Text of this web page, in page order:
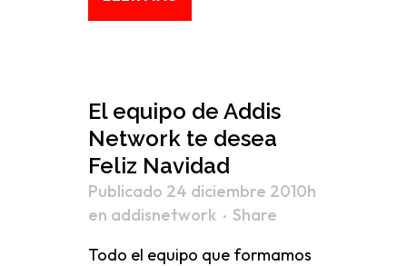
El equipo de Addis
Network te desea
Feliz Navidad
Publicado 24 diciembre 2010h
en addisnetwork
Share
Todo el equipo que formamos